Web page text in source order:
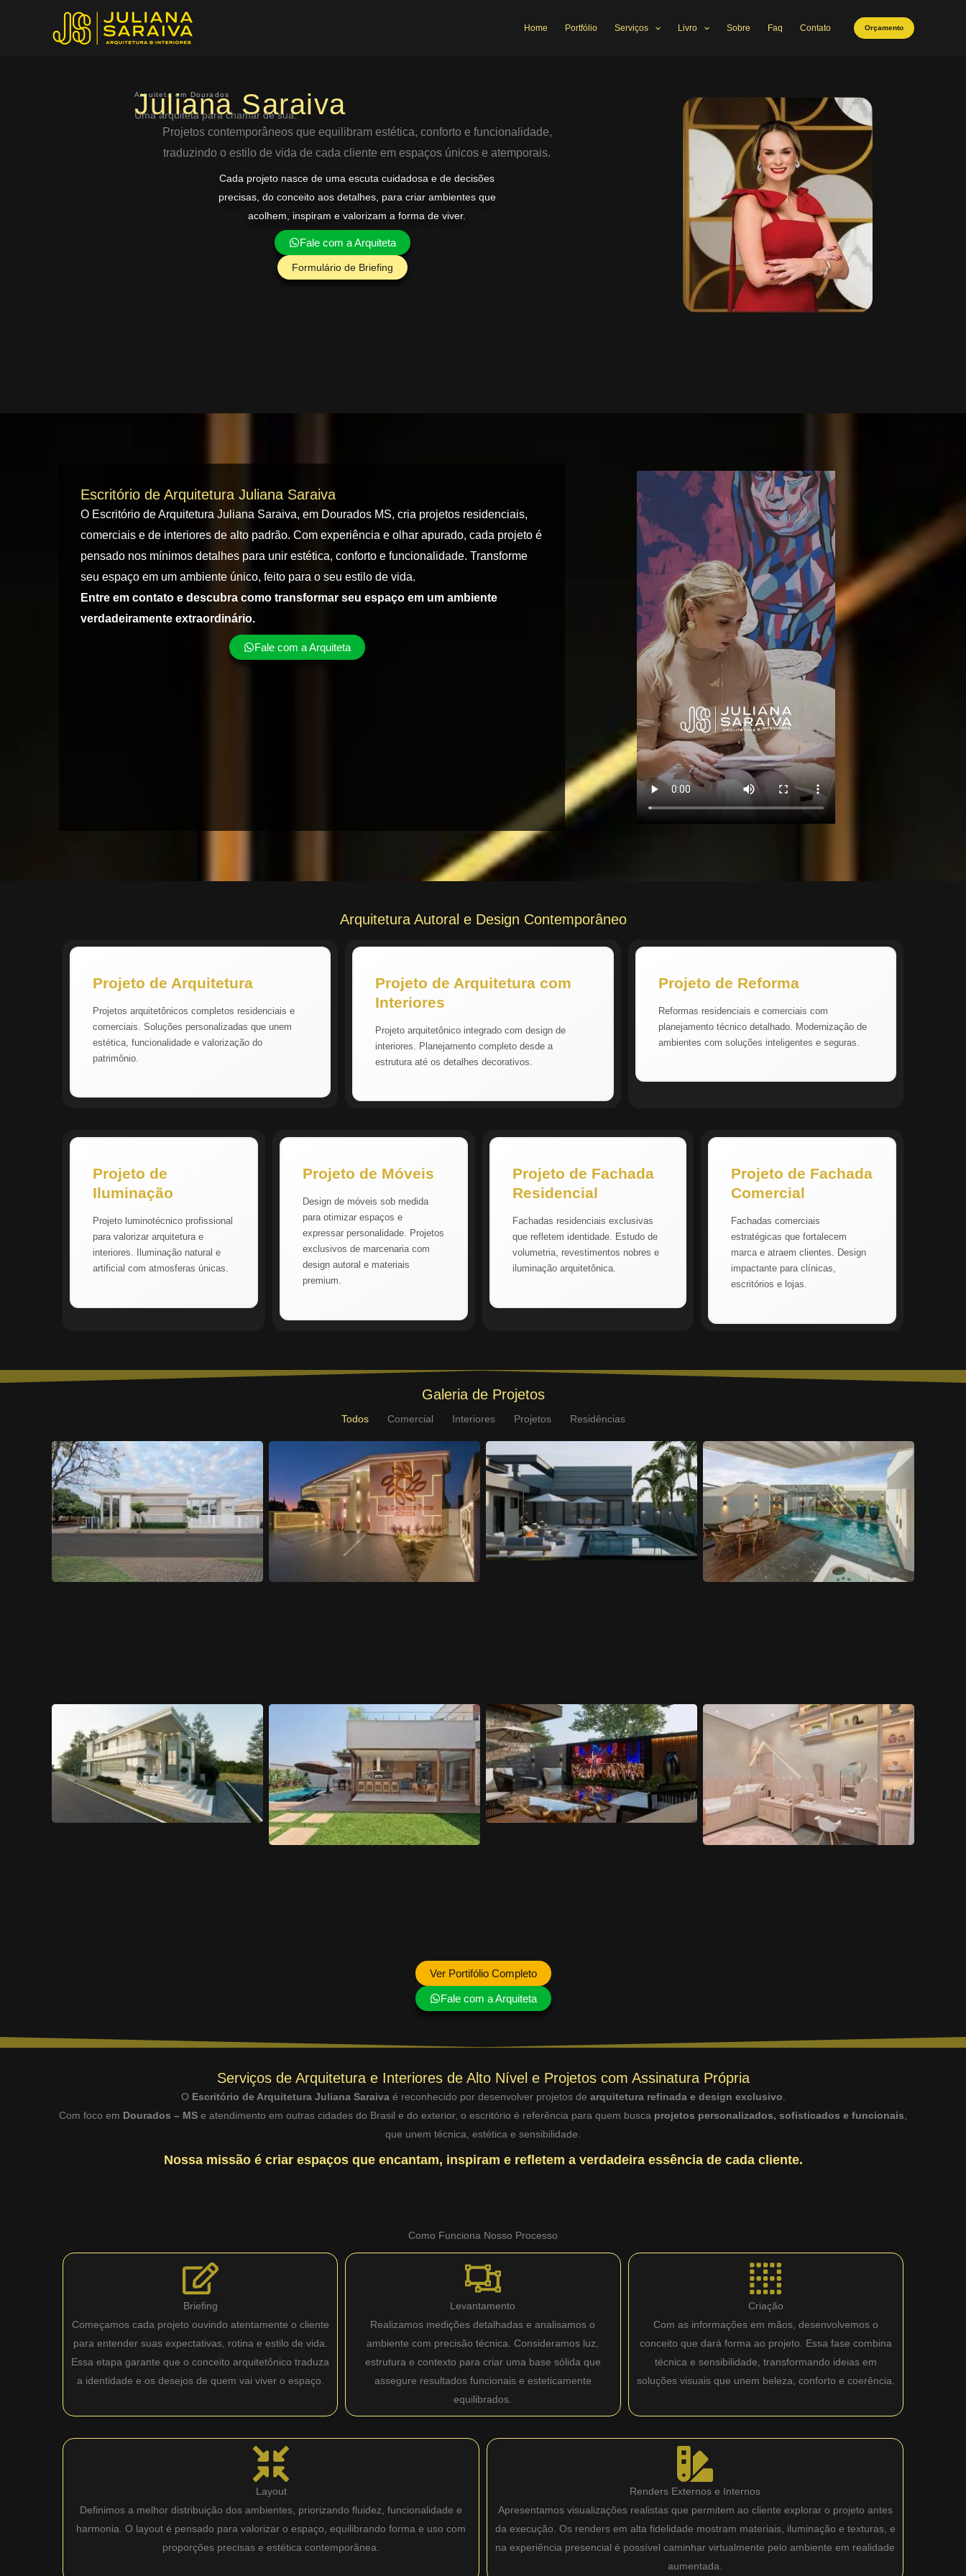
Home Portfólio Serviços Livro Sobre Faq Contato Orçamento
Arquiteta em Dourados
Juliana Saraiva
Uma arquiteta para chamar de sua.
Projetos contemporâneos que equilibram estética, conforto e funcionalidade,
traduzindo o estilo de vida de cada cliente em espaços únicos e atemporais.
Cada projeto nasce de uma escuta cuidadosa e de decisões
precisas, do conceito aos detalhes, para criar ambientes que
acolhem, inspiram e valorizam a forma de viver.
Fale com a Arquiteta
Formulário de Briefing
Escritório de Arquitetura Juliana Saraiva
O Escritório de Arquitetura Juliana Saraiva, em Dourados MS, cria projetos residenciais,
comerciais e de interiores de alto padrão. Com experiência e olhar apurado, cada projeto é
pensado nos mínimos detalhes para unir estética, conforto e funcionalidade. Transforme
seu espaço em um ambiente único, feito para o seu estilo de vida.
Entre em contato e descubra como transformar seu espaço em um ambiente
verdadeiramente extraordinário.
Fale com a Arquiteta
Arquitetura Autoral e Design Contemporâneo
Projeto de Arquitetura
Projetos arquitetônicos completos residenciais e
comerciais. Soluções personalizadas que unem
estética, funcionalidade e valorização do
patrimônio.
Projeto de Arquitetura com
Interiores
Projeto arquitetônico integrado com design de
interiores. Planejamento completo desde a
estrutura até os detalhes decorativos.
Projeto de Reforma
Reformas residenciais e comerciais com
planejamento técnico detalhado. Modernização de
ambientes com soluções inteligentes e seguras.
Projeto de
Iluminação
Projeto luminotécnico profissional
para valorizar arquitetura e
interiores. Iluminação natural e
artificial com atmosferas únicas.
Projeto de Móveis
Design de móveis sob medida
para otimizar espaços e
expressar personalidade. Projetos
exclusivos de marcenaria com
design autoral e materiais
premium.
Projeto de Fachada
Residencial
Fachadas residenciais exclusivas
que refletem identidade. Estudo de
volumetria, revestimentos nobres e
iluminação arquitetônica.
Projeto de Fachada
Comercial
Fachadas comerciais
estratégicas que fortalecem
marca e atraem clientes. Design
impactante para clínicas,
escritórios e lojas.
Galeria de Projetos
Todos Comercial Interiores Projetos Residências
Ver Portifólio Completo
Fale com a Arquiteta
Serviços de Arquitetura e Interiores de Alto Nível e Projetos com Assinatura Própria
O Escritório de Arquitetura Juliana Saraivaé reconhecido por desenvolver projetos de arquitetura refinada e design exclusivo.
Com foco em Dourados – MS e atendimento em outras cidades do Brasil e do exterior, o escritório é referência para quem busca projetos personalizados, sofisticados e funcionais,
que unem técnica, estética e sensibilidade.
Nossa missão é criar espaços que encantam, inspiram e refletem a verdadeira essência de cada cliente.
Como Funciona Nosso Processo
Briefing
Começamos cada projeto ouvindo atentamente o cliente
para entender suas expectativas, rotina e estilo de vida.
Essa etapa garante que o conceito arquitetônico traduza
a identidade e os desejos de quem vai viver o espaço.
Levantamento
Realizamos medições detalhadas e analisamos o
ambiente com precisão técnica. Consideramos luz,
estrutura e contexto para criar uma base sólida que
assegure resultados funcionais e esteticamente
equilibrados.
Criação
Com as informações em mãos, desenvolvemos o
conceito que dará forma ao projeto. Essa fase combina
técnica e sensibilidade, transformando ideias em
soluções visuais que unem beleza, conforto e coerência.
Layout
Definimos a melhor distribuição dos ambientes, priorizando fluidez, funcionalidade e
harmonia. O layout é pensado para valorizar o espaço, equilibrando forma e uso com
proporções precisas e estética contemporânea.
Renders Externos e Internos
Apresentamos visualizações realistas que permitem ao cliente explorar o projeto antes
da execução. Os renders em alta fidelidade mostram materiais, iluminação e texturas, e
na experiência presencial é possível caminhar virtualmente pelo ambiente em realidade
aumentada.